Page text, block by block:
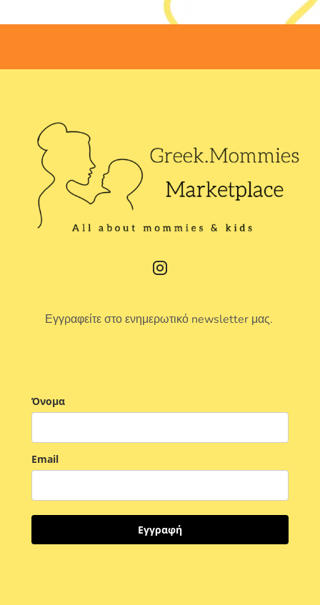
Εγγραφείτε στο ενημερωτικό newsletter μας.
Όνομα
Email
Εγγραφή